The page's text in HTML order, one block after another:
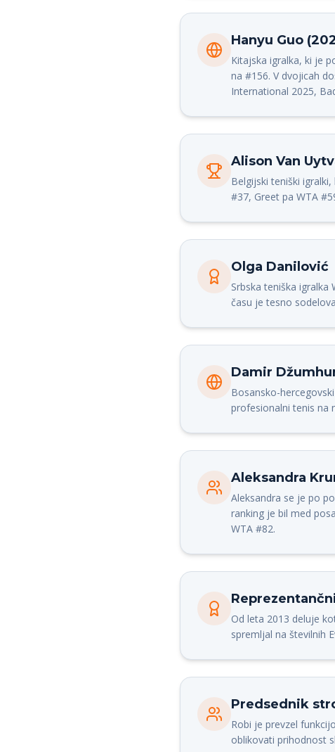
Hanyu Guo
Kitajska igralka, ki je
na #156. V dvojicah
International 2025,
Alison Van
Belgijski teniški
#37, Greet pa WTA
Olga Danilović
Srbska teniška
času je tesno
Damir
Bosansko-
profesionalni tenis na
Aleksandra
Aleksandra se je po
ranking je bil med
WTA #82.
Od leta 2013 deluje
spremljal na številnih
Predsednik
Robi je prevzel
oblikovati prihodnost